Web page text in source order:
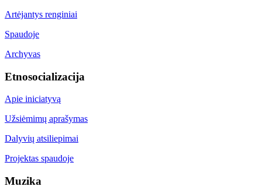
Artėjantys renginiai
Spaudoje
Archyvas
Etnosocializacija
Apie iniciatyvą
Užsiėmimų aprašymas
Dalyvių atsiliepimai
Projektas spaudoje
Muzika